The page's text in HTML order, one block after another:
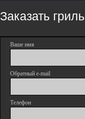
Заказать
Ваше имя
Обратный e-mail
Телефон